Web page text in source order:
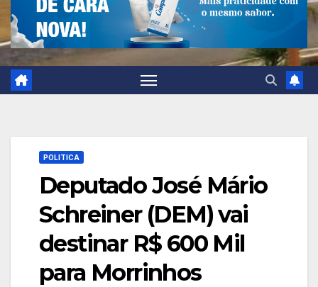
POLITICA
Deputado José Mário
Schreiner (DEM) vai
destinar R$ 600 Mil
para Morrinhos